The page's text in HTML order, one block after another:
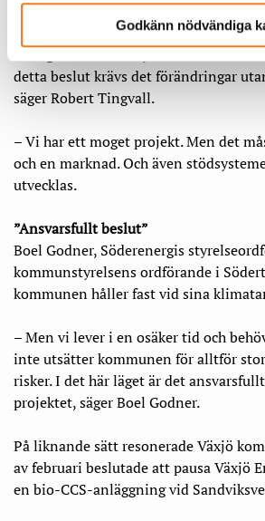
Godkänn nödvändiga
– Vi har lärt oss väldigt mycket under
vi nog kommer ha nytta av framåt.
detta beslut krävs det förändringar
säger Robert Tingvall.
– Vi har ett moget projekt. Men det
och en marknad. Och även
utvecklas.
”Ansvarsfullt beslut”
Boel Godner, Söderenergis
kommunstyrelsens ordförande i
kommunen håller fast vid sina
– Men vi lever i en osäker tid och
inte utsätter kommunen för alltför
risker. I det här läget är det
projektet, säger Boel Godner.
På liknande sätt resonerade Växjö
av februari beslutade att pausa Växjö
en bio-CCS-anläggning vid